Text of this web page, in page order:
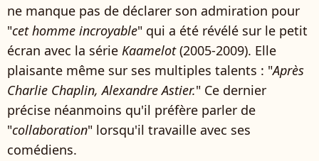
ne manque pas de déclarer son admiration pour
"cet homme incroyable" qui a été révélé sur le petit
écran avec la série Kaamelot(2005-2009). Elle
plaisante même sur ses multiples talents : "Après
Charlie Chaplin, Alexandre Astier." Ce dernier
précise néanmoins qu'il préfère parler de
"collaboration" lorsqu'il travaille avec ses
comédiens.